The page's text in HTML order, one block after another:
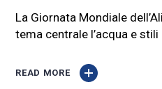
La Giornata Mondiale
tema centrale l’acqua e stili
READ MORE